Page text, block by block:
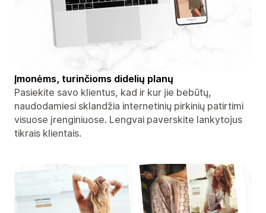
Įmonėms, turinčioms didelių planų
Pasiekite savo klientus, kad ir kur jie bebūtų,
naudodamiesi sklandžia internetinių pirkinių patirtimi
visuose įrenginiuose. Lengvai paverskite lankytojus
tikrais klientais.